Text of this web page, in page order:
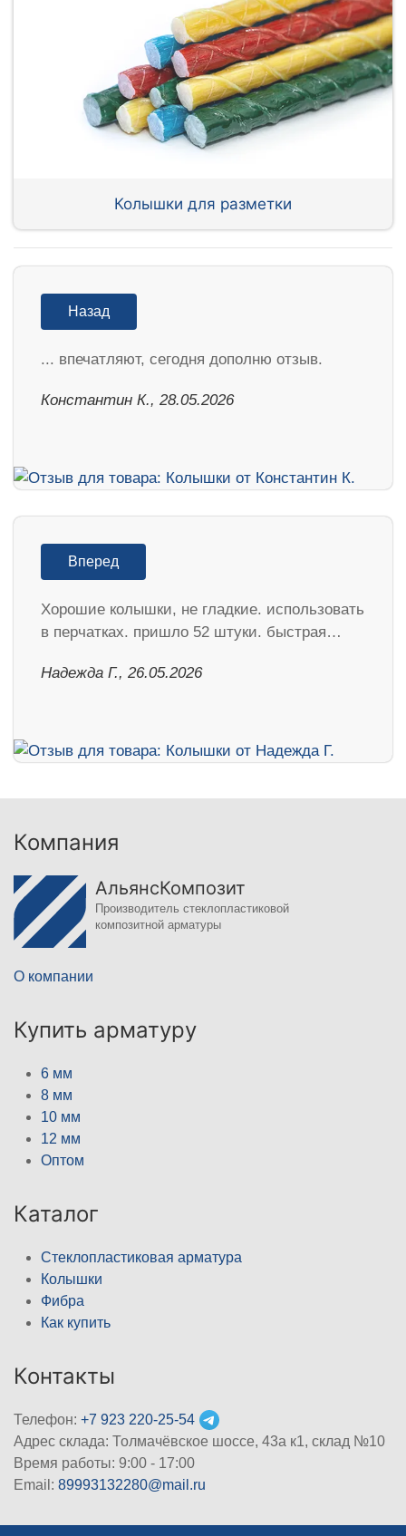
Колышки для разметки
Назад
... впечатляют, сегодня дополню отзыв.
Константин К., 28.05.2026
Вперед
Хорошие колышки, не гладкие. использовать
в перчатках. пришло 52 штуки. быстрая…
Надежда Г., 26.05.2026
Компания
АльянсКомпозит
Производитель стеклопластиковой
композитной арматуры
О компании
Купить арматуру
6 мм
8 мм
10 мм
12 мм
Оптом
Каталог
Стеклопластиковая арматура
Колышки
Фибра
Как купить
Контакты
Телефон: +7 923 220-25-54
Адрес склада: Толмачёвское шоссе, 43а к1, склад №10
Время работы: 9:00 - 17:00
Email: 89993132280@mail.ru